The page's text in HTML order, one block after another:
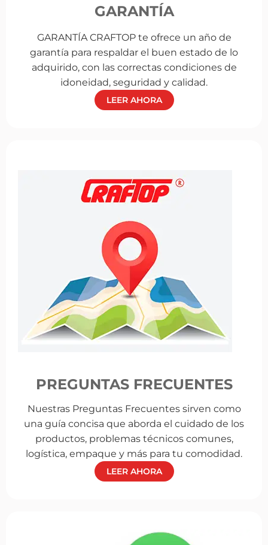
GARANTÍA
GARANTÍA CRAFTOP te ofrece un año de
garantía para respaldar el buen estado de lo
adquirido, con las correctas condiciones de
idoneidad, seguridad y calidad.
LEER AHORA
PREGUNTAS FRECUENTES
Nuestras Preguntas Frecuentes sirven como
una guía concisa que aborda el cuidado de los
productos, problemas técnicos comunes,
logística, empaque y más para tu comodidad.
LEER AHORA